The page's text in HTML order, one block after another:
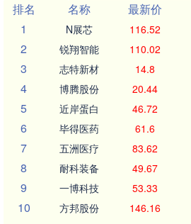
排名
名称 最新价
1
N展芯 116.52
2 锐翔智能 110.02
3 志特新材 14.8
4 博腾股份 20.44
5 近岸蛋白 46.72
6 毕得医药 61.6
7 五洲医疗 83.62
8 耐科装备 49.67
9 一博科技 53.33
10 方邦股份 146.16